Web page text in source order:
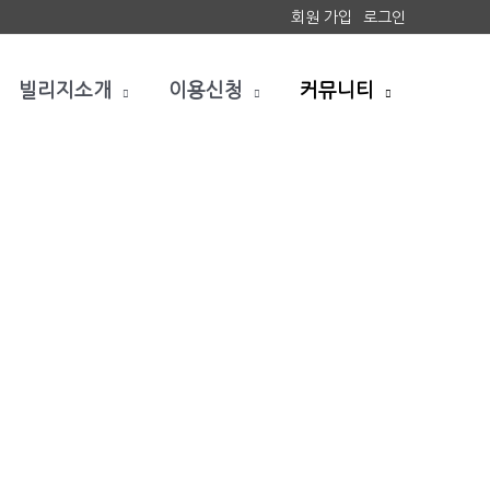
회원 가입 로그인
빌리지소개 이용신청 커뮤니티